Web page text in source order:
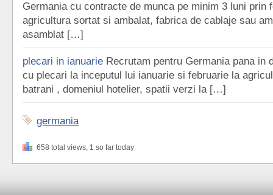
Germania cu contracte de munca pe minim 3 luni prin
agricultura sortat si ambalat, fabrica de cablaje sau
asamblat […]
plecari in ianuarie Recrutam pentru Germania pana in
cu plecari la inceputul lui ianuarie si februarie la
batrani , domeniul hotelier, spatii verzi la […]
germania
658 total views, 1 so far today